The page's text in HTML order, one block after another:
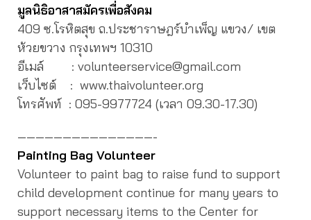
มูลนิธิอาสาสมัครเพื่อสังคม
409 ซ.โรหิตสุข ถ.ประชาราษฎร์บำเพ็ญ แขวง/ เขต
ห้วยขวาง กรุงเทพฯ 10310
อีเมล์ : volunteerservice@gmail.com
เว็บไซต์ : www.thaivolunteer.org
โทรศัพท์ : 095-9977724 (เวลา 09.30-17.30)
———————————————-
Painting Bag Volunteer
Volunteer to paint bag to raise fund to support
child development continue for many years to
support necessary items to the Center for